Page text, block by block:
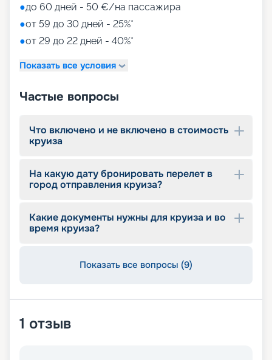
●до 60 дней - 50 €/на пассажира
●от 59 до 30 дней - 25%*
●от 29 до 22 дней - 40%*
Показать все условия
Частые вопросы
Что включено и не включено в стоимость
круиза
На какую дату бронировать перелет в
город отправления круиза?
Какие документы нужны для круиза и во
время круиза?
Показать все вопросы (9)
1 отзыв